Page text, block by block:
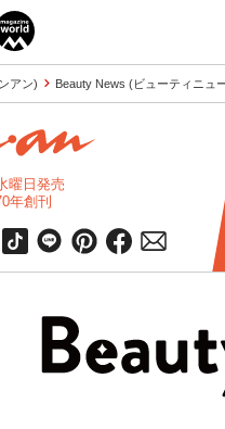
アン) Beauty News (ビューティニュ
曜日発売
年創刊